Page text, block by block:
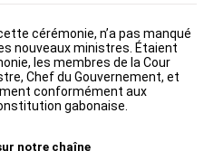
cérémonie, n’a pas manqué
nouveaux ministres. Étaient
les membres de la Cour
Chef du Gouvernement, et
conformément aux
gabonaise.
notre chaîne